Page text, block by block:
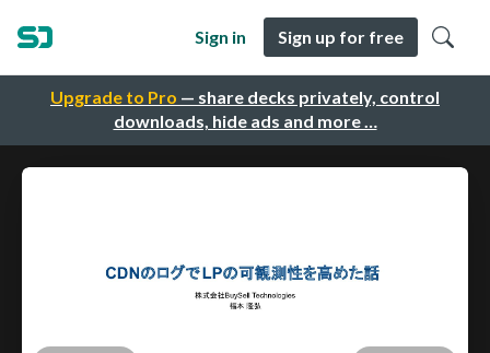
Upgrade to Pro — share decks privately, control
downloads, hide ads and more …
Sign in Sign up for free